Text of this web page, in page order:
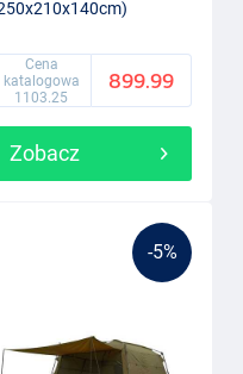
Cena
katalogowa
1103.25
899.99
Zobacz
-5%